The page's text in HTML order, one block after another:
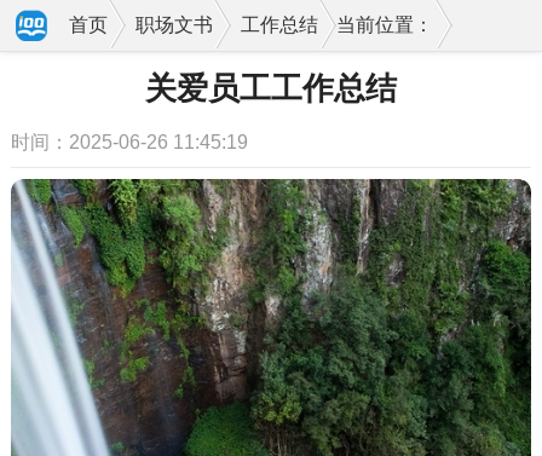
当前位置：
首页 职场文书 工作总结
关爱员工工作总结
时间：2025-06-26 11:45:19